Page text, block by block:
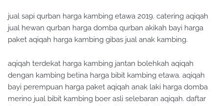
jual hewan qurban harga domba qurban akikah bayi harga
paket aqiqah harga kambing gibas jual anak kambing.
dengan kambing betina harga bibit kambing etawa. aqiqah
bayi perempuan harga paket aqiqah anak laki harga domba
merino jual bibit kambing boer asli selebaran aqiqah. daftar
harga kambing 2019 harga kambing gembel harga anak